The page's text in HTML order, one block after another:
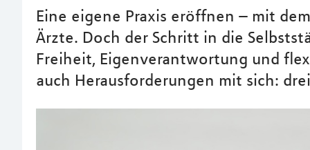
Eine eigene Praxis eröffnen – mit
Ärzte. Doch der Schritt in die
Freiheit, Eigenverantwortung und
auch Herausforderungen mit sich: